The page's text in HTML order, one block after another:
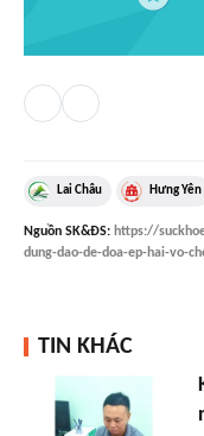
Lai Châu Hưng Yên
Nguồn SK&ĐS: https://
dung-dao-de-doa-ep-hai-vo-
TIN KHÁC